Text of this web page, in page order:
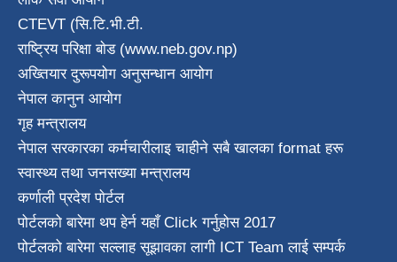
CTEVT (सि.टि.भी.टी.
राष्ट्रिय परिक्षा बाेड (www.neb.gov.np)
अख्तियार दुरूपयोग अनुसन्धान आयोग
नेपाल कानुन आयाेग
गृह मन्त्रालय
नेपाल सरकारका कर्मचारीलाइ चाहीने सबै खालका format हरू
स्वास्थ्य तथा जनस‌ख्या मन्त्रालय
कर्णाली प्रदेश पाेर्टल
पोर्टलको बारेमा थप हेर्नयहाँ Click गर्नुहोस2017
पोर्टलको बारेमा सल्लाह सूझावका लागी ICT Teamलाई सम्पर्क